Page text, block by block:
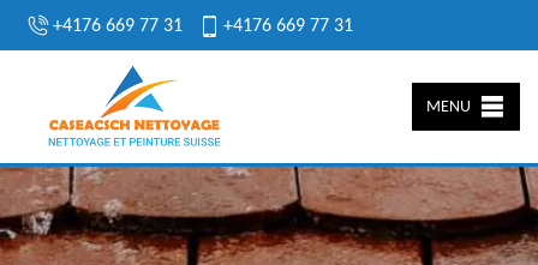
+4176 669 77 31 +4176 669 77 31
MENU